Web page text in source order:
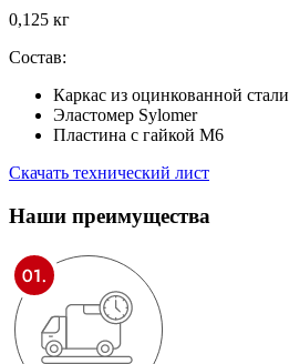
0,125 кг
Состав:
Каркас из оцинкованной стали
Эластомер Sylomer
Пластина с гайкой М6
Скачать технический лист
Наши преимущества